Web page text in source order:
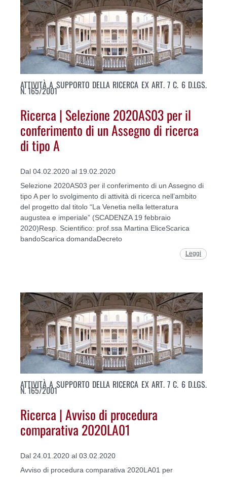
ATTIVITÀ A SUPPORTO DELLA RICERCA EX ART. 7 C. 6 D.LGS.
N. 165/2001
Ricerca | Selezione 2020AS03 per il
conferimento di un Assegno di ricerca
di tipo A
Dal 04.02.2020 al 19.02.2020
Selezione 2020AS03 per il conferimento di un Assegno di
tipo A per lo svolgimento di attività di ricerca nell’ambito
del progetto dal titolo “La Venetia nella letteratura
augustea e imperiale” (SCADENZA 19 febbraio
2020)Resp. Scientifico: prof.ssa Martina EliceScarica
bandoScarica domandaDecreto
Leggi
ATTIVITÀ A SUPPORTO DELLA RICERCA EX ART. 7 C. 6 D.LGS.
N. 165/2001
Ricerca | Avviso di procedura
comparativa 2020LA01
Dal 24.01.2020 al 03.02.2020
Avviso di procedura comparativa 2020LA01 per